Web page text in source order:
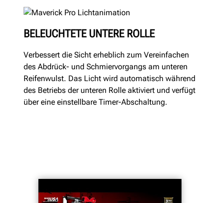
BELEUCHTETE UNTERE ROLLE
Verbessert die Sicht erheblich zum Vereinfachen
des Abdrück- und Schmiervorgangs am unteren
Reifenwulst. Das Licht wird automatisch während
des Betriebs der unteren Rolle aktiviert und verfügt
über eine einstellbare Timer-Abschaltung.